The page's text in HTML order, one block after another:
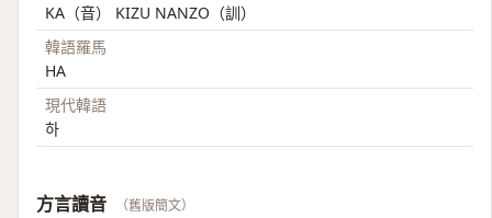
KA（音） KIZU NANZO（訓）
韓語羅馬
HA
現代韓語
하
方言讀音 （舊版簡文）